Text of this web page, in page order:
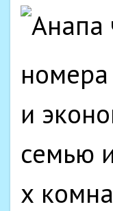
номера
и
семью
х